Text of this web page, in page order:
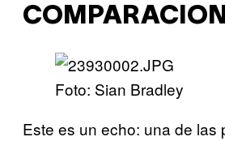
Foto: Sian Bradley
Este es un echo: una de las